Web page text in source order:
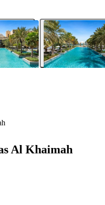
Al Khaimah